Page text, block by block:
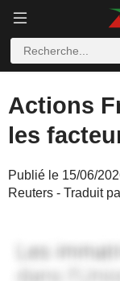
Actions
les
Publié le 15/06/
Reuters - Traduit